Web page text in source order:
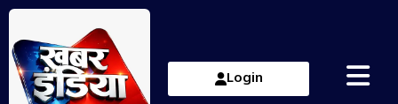
Login